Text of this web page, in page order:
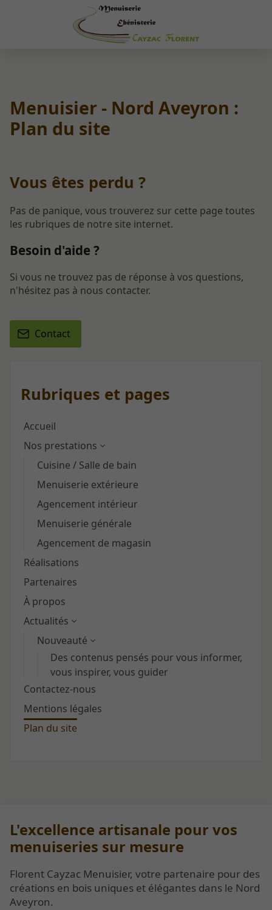
Menuisier - Nord Aveyron :
Plan du site
Vous êtes perdu ?
Pas de panique, vous trouverez sur cette page toutes
les rubriques de notre site internet.​​
Besoin d'aide ?
Si vous ne trouvez pas de réponse à vos questions,
n'hésitez pas à nous contacter.
Contact
Rubriques et pages
Accueil
Nos prestations
Cuisine / Salle de bain
Menuiserie extérieure
Agencement intérieur
Menuiserie générale
Agencement de magasin
Réalisations
Partenaires
À propos
Actualités
Nouveauté
Des contenus pensés pour vous informer,
vous inspirer, vous guider
Contactez-nous
Mentions légales
Plan du site
L'excellence artisanale pour vos
menuiseries sur mesure
Florent Cayzac Menuisier, votre partenaire pour des
créations en bois uniques et élégantes dans le Nord
Aveyron.